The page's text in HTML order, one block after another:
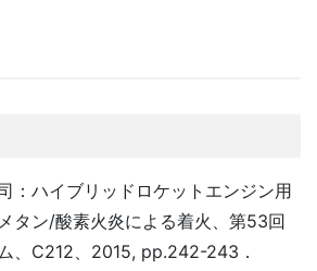
：ハイブリッドロケットエンジン用
タン/酸素火炎による着火、第53回
、C212、2015, pp.242-243．